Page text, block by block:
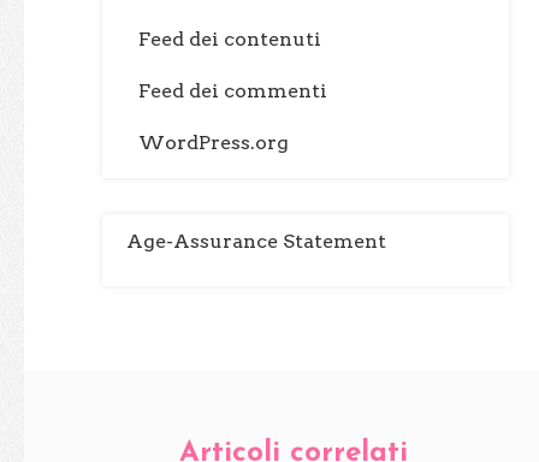
Feed dei contenuti
Feed dei commenti
WordPress.org
Age-Assurance Statement
Articoli correlati